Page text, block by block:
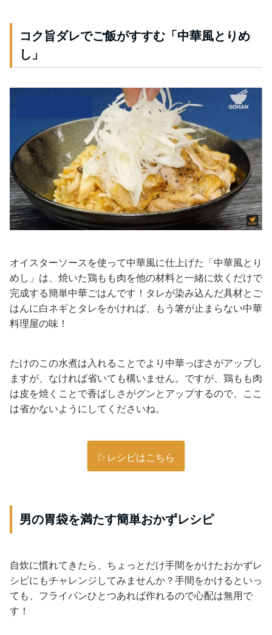
コク旨ダレでご飯がすすむ「中華風とりめ
し」
オイスターソースを使って中華風に仕上げた「中華風とり
めし」は、焼いた鶏もも肉を他の材料と一緒に炊くだけで
完成する簡単中華ごはんです！タレが染み込んだ具材とご
はんに白ネギとタレをかければ、もう箸が止まらない中華
料理屋の味！
たけのこの水煮は入れることでより中華っぽさがアップし
ますが、なければ省いても構いません。ですが、鶏もも肉
は皮を焼くことで香ばしさがグンとアップするので、ここ
は省かないようにしてくださいね。
▷レシピはこちら
男の胃袋を満たす簡単おかずレシピ
自炊に慣れてきたら、ちょっとだけ手間をかけたおかずレ
シピにもチャレンジしてみませんか？手間をかけるといっ
ても、フライパンひとつあれば作れるので心配は無用で
す！